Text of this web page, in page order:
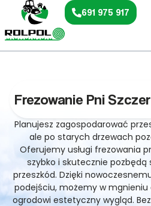
691 975 917
Frezowanie Pni
Planujesz zagospodarować
ale po starych drzewach
Oferujemy usługi frezowania
szybko i skutecznie
przeszkód. Dzięki
podejściu, możemy w
ogrodowi estetyczny wygląd.